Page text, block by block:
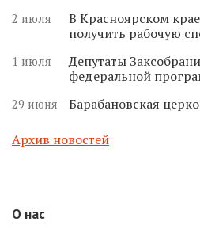
2 июля
В Красноярском
получить рабочую
1 июля
Депутаты
федеральной
29 июня Барабановская
Архив новостей
О нас